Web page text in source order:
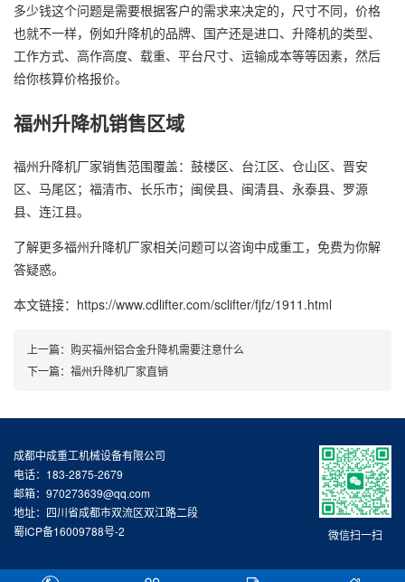
多少钱这个问题是需要根据客户的需求来决定的，尺寸不同，价格
也就不一样，例如升降机的品牌、国产还是进口、升降机的类型、
工作方式、高作高度、载重、平台尺寸、运输成本等等因素，然后
给你核算价格报价。
福州升降机销售区域
福州升降机厂家销售范围覆盖：鼓楼区、台江区、仓山区、晋安
区、马尾区；福清市、长乐市；闽侯县、闽清县、永泰县、罗源
县、连江县。
了解更多福州升降机厂家相关问题可以咨询中成重工，免费为你解
答疑惑。
本文链接：https://www.cdlifter.com/sclifter/fjfz/1911.html
上一篇： 购买福州铝合金升降机需要注意什么
下一篇： 福州升降机厂家直销
微信扫一扫
成都中成重工机械设备有限公司
电话：183-2875-2679
邮箱：970273639@qq.com
地址：四川省成都市双流区双江路二段
蜀ICP备16009788号-2